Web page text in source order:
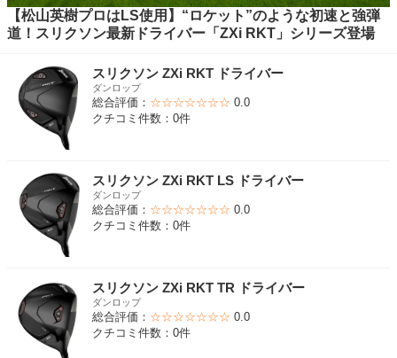
【松山英樹プロはLS使用】“ロケット”のような初速と強弾
道！スリクソン最新ドライバー「ZXi RKT」シリーズ登場
スリクソン ZXi RKT ドライバー
ダンロップ
総合評価： ☆☆☆☆☆☆☆ 0.0
クチコミ件数：0件
スリクソン ZXi RKT LS ドライバー
ダンロップ
総合評価： ☆☆☆☆☆☆☆ 0.0
クチコミ件数：0件
スリクソン ZXi RKT TR ドライバー
ダンロップ
総合評価： ☆☆☆☆☆☆☆ 0.0
クチコミ件数：0件